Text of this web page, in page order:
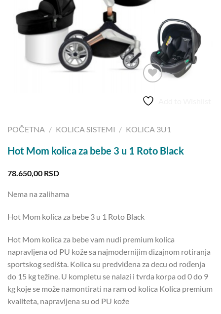
POČETNA / KOLICA SISTEMI / KOLICA 3U1
Hot Mom kolica za bebe 3 u 1 Roto Black
78.650,00 RSD
Nema na zalihama
Hot Mom kolica za bebe 3 u 1 Roto Black
Hot Mom kolica za bebe vam nudi premium kolica
napravljena od PU kože sa najmodernijim dizajnom rotiranja
sportskog sedišta. Kolica su predviđena za decu od rođenja
do 15 kg težine. U kompletu se nalazi i tvrda korpa od 0 do 9
kg koje se može namontirati na ram od kolica Kolica premium
kvaliteta, napravljena su od PU kože